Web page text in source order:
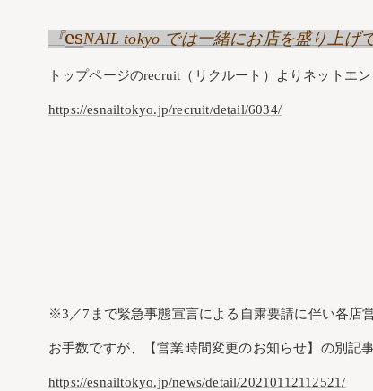
『esNAIL tokyo では一緒にお店を盛り上げ
トップページのrecruit（リクルート）よりネットエ
https://esnailtokyo.jp/recruit/detail/6034/
※3／7まで緊急事態宣言による自粛要請に伴い各店
お手数ですが、【営業時間変更のお知らせ】の別記
https://esnailtokyo.jp/news/detail/20210112112521/